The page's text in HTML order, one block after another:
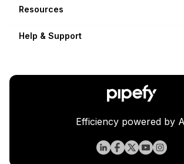
Resources
Help & Support
Efficiency powered by